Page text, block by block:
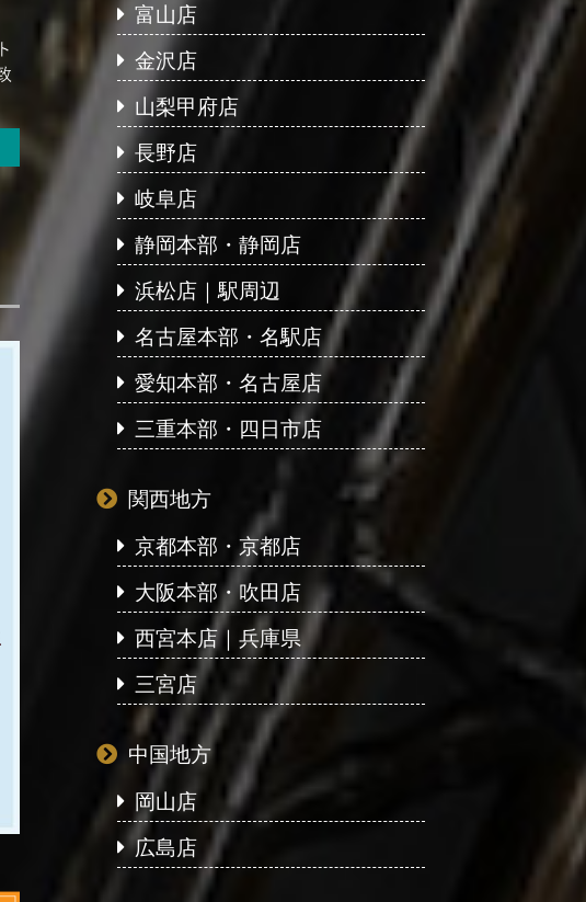
富山店
金沢店
山梨甲府店
長野店
岐阜店
静岡本部・静岡店
浜松店｜駅周辺
名古屋本部・名駅店
愛知本部・名古屋店
三重本部・四日市店
関西地方
京都本部・京都店
大阪本部・吹田店
西宮本店｜兵庫県
三宮店
中国地方
岡山店
広島店